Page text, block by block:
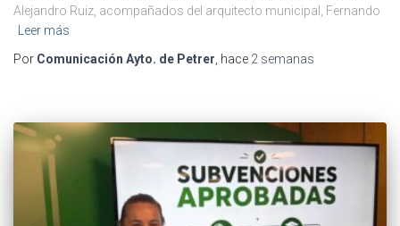
Alejandro Ruiz, acompañados del arquitecto municipal, Fernando
Leer más
Por Comunicación Ayto. de Petrer, hace 2 semanas